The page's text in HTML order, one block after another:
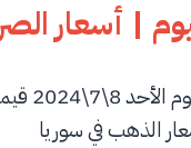
| أسعار الصرف
الذهب في سوريا